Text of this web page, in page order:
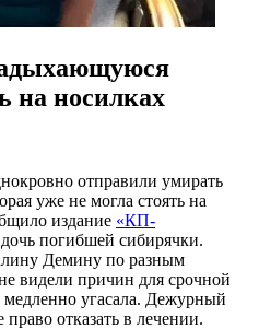
на носилках
отправили умирать
уже не могла стоять на
издание «КП-
погибшей сибирячки.
Демину по разным
видели причин для срочной
угасала. Дежурный
отказать в лечении.